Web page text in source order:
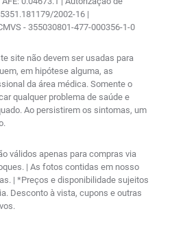
2002-16 |
- 355030801-477-000356-1-0
site não devem ser usadas para
em hipótese alguma, as
da área médica. Somente o
qualquer problema de saúde e
Ao persistirem os sintomas, um
válidos apenas para compras via
| As fotos contidas em nosso
| *Preços e disponibilidade sujeitos
Desconto à vista, cupons e outras